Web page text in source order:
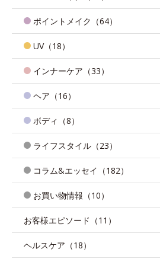
ポイントメイク（64）
UV（18）
インナーケア（33）
ヘア（16）
ボディ（8）
ライフスタイル（23）
コラム&エッセイ（182）
お買い物情報（10）
お客様エピソード（11）
ヘルスケア（18）